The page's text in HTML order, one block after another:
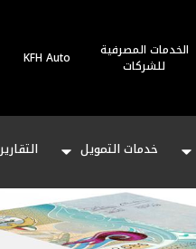
الخدمات المصرفية
للشركات
KFH Auto
خدمات التمويل التقارير